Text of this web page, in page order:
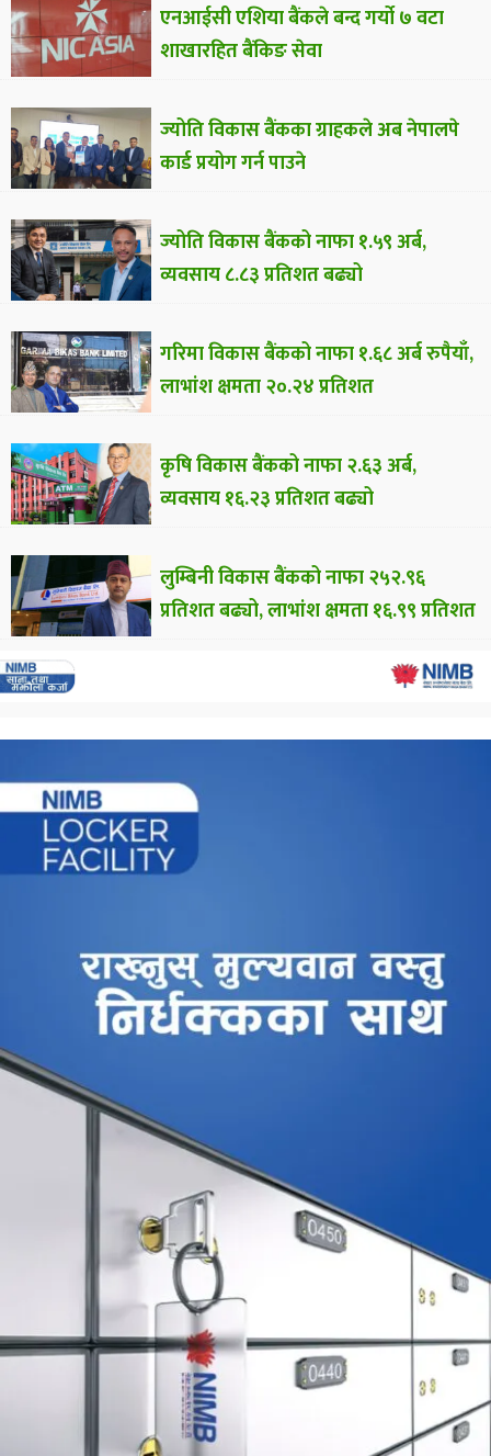
एनआईसी एशिया बैंकले बन्द गर्यो ७ वटा
शाखारहित बैंकिङ सेवा
ज्योति विकास बैंकका ग्राहकले अब नेपालपे
कार्ड प्रयोग गर्न पाउने
ज्योति विकास बैंकको नाफा १.५९ अर्ब,
व्यवसाय ८.८३ प्रतिशत बढ्यो
गरिमा विकास बैंकको नाफा १.६८ अर्ब रुपैयाँ,
लाभांश क्षमता २०.२४ प्रतिशत
कृषि विकास बैंकको नाफा २.६३ अर्ब,
व्यवसाय १६.२३ प्रतिशत बढ्यो
लुम्बिनी विकास बैंकको नाफा २५२.९६
प्रतिशत बढ्यो, लाभांश क्षमता १६.९९ प्रतिशत